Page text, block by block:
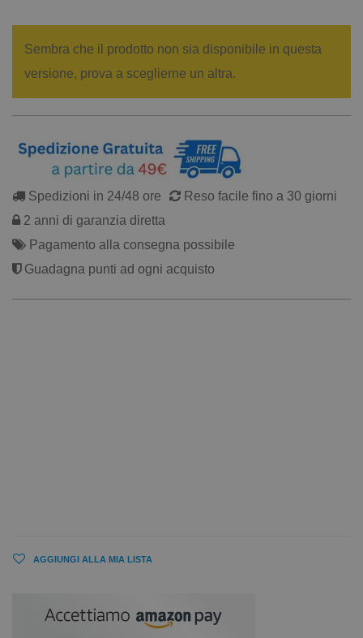
Sembra che il prodotto non sia disponibile in questa
versione, prova a sceglierne un altra.
Spedizioni in 24/48 ore
Reso facile fino a 30 giorni
2 anni di garanzia diretta
Pagamento alla consegna possibile
Guadagna punti ad ogni acquisto
AGGIUNGI ALLA MIA LISTA